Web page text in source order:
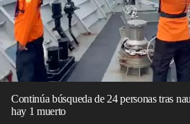
Continúa búsqueda de 24 personas tras
hay 1 muerto